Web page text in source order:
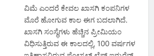
ವಿಮೆ ಎಂದರೆ ಕೇವಲ ಖಾಸಗಿ ಕಂಪನಿಗಳ
ಮೊರೆ ಹೋಗುವ ಕಾಲ ಈಗ ಬದಲಾಗಿದೆ.
ಖಾಸಗಿ ಸಂಸ್ಥೆಗಳು ಹೆಚ್ಚಿನ ಪ್ರೀಮಿಯಂ
ವಿಧಿಸುತ್ತಿರುವ ಈ ಕಾಲದಲ್ಲಿ, 100 ವರ್ಷಗಳ